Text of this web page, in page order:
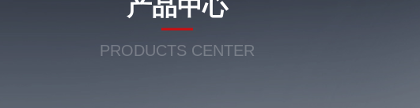
产品中心
PRODUCTS CENTER